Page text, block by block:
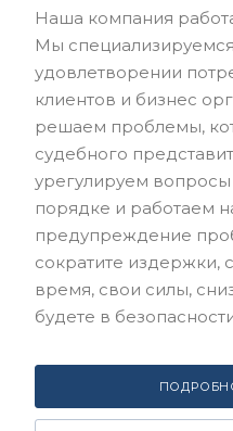
Наша компания
Мы
удовлетворении
клиентов и бизнес
решаем проблемы,
судебного
урегулируем
порядке и работаем
предупреждение
сократите издержки,
время, свои силы,
будете в